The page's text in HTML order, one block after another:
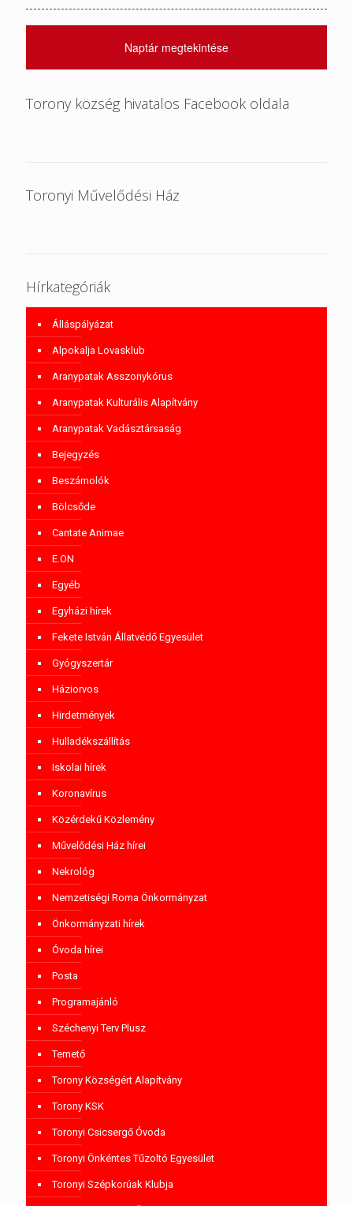
Naptár megtekintése
Torony község hivatalos Facebook oldala
Toronyi Művelődési Ház
Hírkategóriák
Álláspályázat
Alpokalja Lovasklub
Aranypatak Asszonykórus
Aranypatak Kulturális Alapítvány
Aranypatak Vadásztársaság
Bejegyzés
Beszámolók
Bölcsőde
Cantate Animae
E.ON
Egyéb
Egyházi hírek
Fekete István Állatvédő Egyesület
Gyógyszertár
Háziorvos
Hirdetmények
Hulladékszállítás
Iskolai hírek
Koronavírus
Közérdekű Közlemény
Művelődési Ház hírei
Nekrológ
Nemzetiségi Roma Önkormányzat
Önkormányzati hírek
Óvoda hírei
Posta
Programajánló
Széchenyi Terv Plusz
Temető
Torony Községért Alapítvány
Torony KSK
Toronyi Csicsergő Óvoda
Toronyi Önkéntes Tűzoltó Egyesület
Toronyi Szépkorúak Klubja